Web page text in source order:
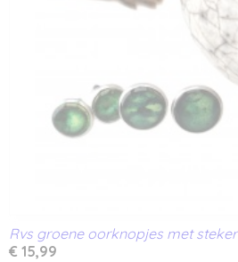
Rvs groene oorknopjes met steker
€ 15,99